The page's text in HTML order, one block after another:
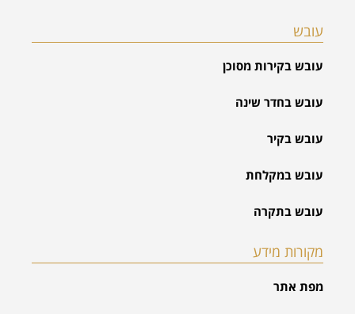
עובש
עובש בקירות מסוכן
עובש בחדר שינה
עובש בקיר
עובש במקלחת
עובש בתקרה
מקורות מידע
מפת אתר